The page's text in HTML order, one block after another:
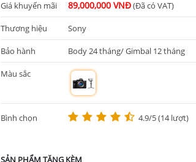
Giá khuyến mãi 89,000,000 VNĐ(Đã có VAT)
Thương hiệu Sony
Bảo hành Body 24 tháng/ Gimbal 12 tháng
Màu sắc
m
Bình chọn 4.9/5 (14 lượt)
SẢN PHẨM TẶNG KÈM